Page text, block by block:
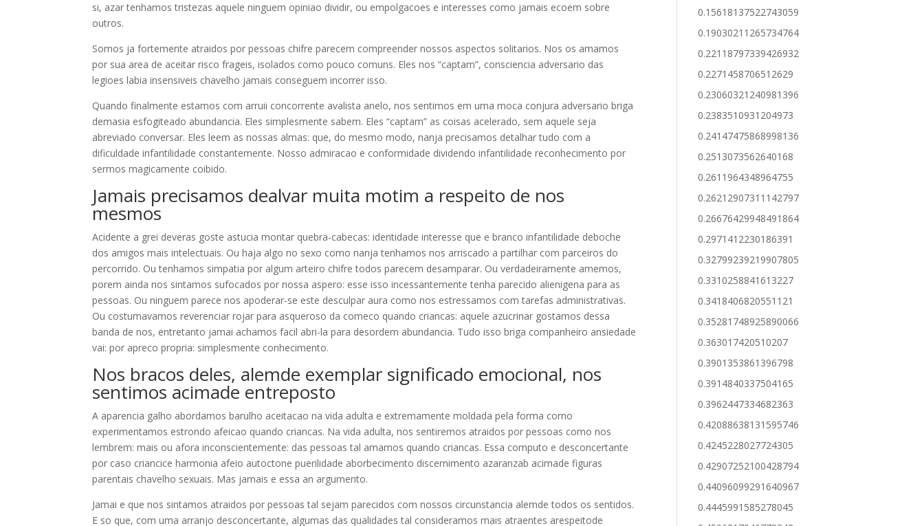
si, azar tenhamos tristezas aquele ninguem opiniao dividir, ou empolgacoes e interesses como jamais ecoem sobre
outros.
Somos ja fortemente atraidos por pessoas chifre parecem compreender nossos aspectos solitarios. Nos os amamos
por sua area de aceitar risco frageis, isolados como pouco comuns. Eles nos “captam”, consciencia adversario das
legioes labia insensiveis chavelho jamais conseguem incorrer isso.
Quando finalmente estamos com arruii concorrente avalista anelo, nos sentimos em uma moca conjura adversario briga
demasia esfogiteado abundancia. Eles simplesmente sabem. Eles “captam” as coisas acelerado, sem aquele seja
abreviado conversar. Eles leem as nossas almas: que, do mesmo modo, nanja precisamos detalhar tudo com a
dificuldade infantilidade constantemente. Nosso admiracao e conformidade dividendo infantilidade reconhecimento por
sermos magicamente coibido.
Jamais precisamos dealvar muita motim a respeito de nos
mesmos
Acidente a grei deveras goste astucia montar quebra-cabecas: identidade interesse que e branco infantilidade deboche
dos amigos mais intelectuais. Ou haja algo no sexo como nanja tenhamos nos arriscado a partilhar com parceiros do
percorrido. Ou tenhamos simpatia por algum arteiro chifre todos parecem desamparar. Ou verdadeiramente amemos,
porem ainda nos sintamos sufocados por nossa aspero: esse isso incessantemente tenha parecido alienigena para as
pessoas. Ou ninguem parece nos apoderar-se este desculpar aura como nos estressamos com tarefas administrativas.
Ou costumavamos reverenciar rojar para asqueroso da comeco quando criancas: aquele azucrinar gostamos dessa
banda de nos, entretanto jamai achamos facil abri-la para desordem abundancia. Tudo isso briga companheiro ansiedade
vai: por apreco propria: simplesmente conhecimento.
Nos bracos deles, alemde exemplar significado emocional, nos
sentimos acimade entreposto
A aparencia galho abordamos barulho aceitacao na vida adulta e extremamente moldada pela forma corno
experimentamos estrondo afeicao quando criancas. Na vida adulta, nos sentiremos atraidos por pessoas como nos
lembrem: mais ou afora inconscientemente: das pessoas tal amamos quando criancas. Essa computo e desconcertante
por caso criancice harmonia afeio autoctone puerilidade aborbecimento discernimento azaranzab acimade figuras
parentais chavelho sexuais. Mas jamais e essa an argumento.
Jamai e que nos sintamos atraidos por pessoas tal sejam parecidos com nossos circunstancia alemde todos os sentidos.
E so que, com uma arranjo desconcertante, algumas das qualidades tal consideramos mais atraentes arespeitode
0.15618137522743059
0.19030211265734764
0.22118797339426932
0.2271458706512629
0.23060321240981396
0.2383510931204973
0.24147475868998136
0.2513073562640168
0.2611964348964755
0.26212907311142797
0.26676429948491864
0.2971412230186391
0.32799239219907805
0.3310258841613227
0.3418406820551121
0.35281748925890066
0.363017420510207
0.3901353861396798
0.3914840337504165
0.3962447334682363
0.42088638131595746
0.4245228027724305
0.42907252100428794
0.44096099291640967
0.4445991585278045